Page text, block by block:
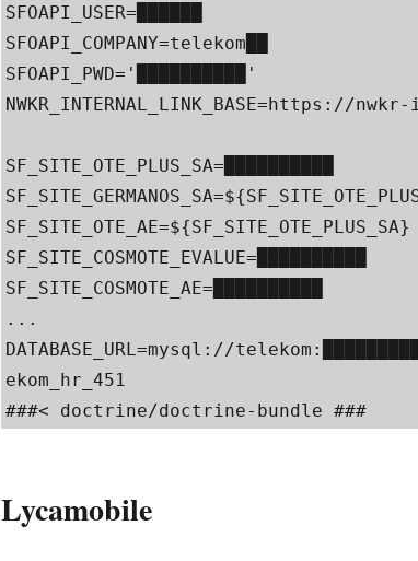
SFOAPI_USER=██████​
SFOAPI_COMPANY=telekom█​█​
SFOAPI_PWD='██████████'​
NWKR_INTERNAL_LINK_BASE=https://
SF_SITE_OTE_PLUS_SA=██████████
SF_SITE_OTE_AE=${SF_SITE_OTE_PLUS_SA}​
SF_SITE_COSMOTE_EVALUE=██████████​
SF_SITE_COSMOTE_AE=██████████​
...
DATABASE_URL=mysql://
ekom_hr_451​
###< doctrine/doctrine-bundle ###​
Lycamobile